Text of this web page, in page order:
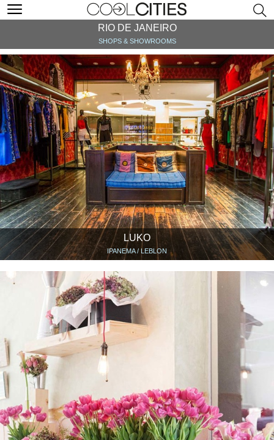
RIO DE JANEIRO
SHOPS & SHOWROOMS
LUKO
IPANEMA / LEBLON